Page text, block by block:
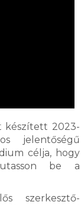
készített 2023-
jelentőségű
célja, hogy
be a
szerkesztő-